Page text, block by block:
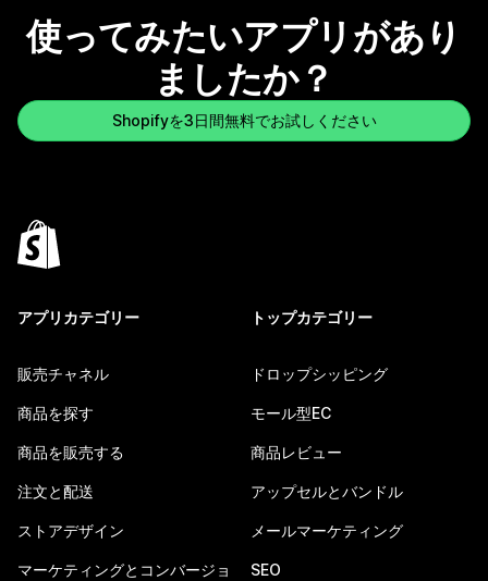
使ってみたいアプリがあり
ましたか？
Shopifyを3日間無料でお試しください
アプリカテゴリー
販売チャネル
商品を探す
商品を販売する
注文と配送
ストアデザイン
マーケティングとコンバージョ
トップカテゴリー
ドロップシッピング
モール型EC
商品レビュー
アップセルとバンドル
メールマーケティング
SEO